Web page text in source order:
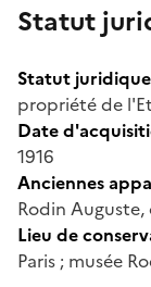
Statut
Statut juridique
propriété de
Date
1916
Anciennes
Rodin
Lieu de
Paris ; musée